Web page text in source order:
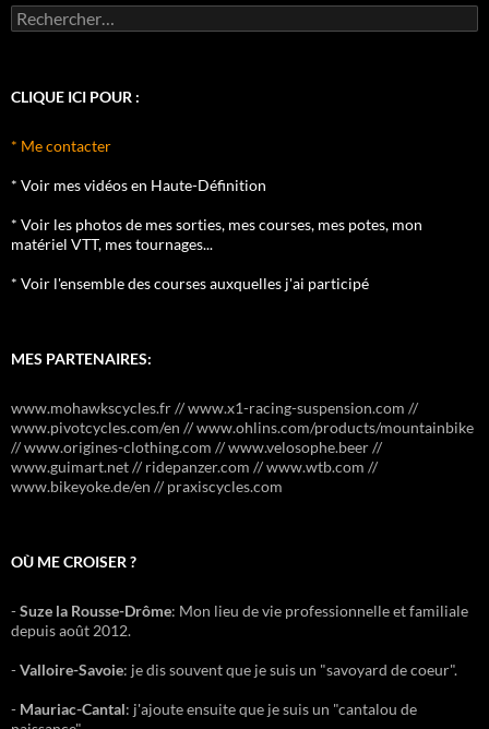
Rechercher :
CLIQUE ICI POUR :
* Me contacter
* Voir mes vidéos en Haute-Définition
* Voir les photos de mes sorties, mes courses, mes potes, mon
matériel VTT, mes tournages...
* Voir l'ensemble des courses auxquelles j'ai participé
MES PARTENAIRES:
www.mohawkscycles.fr // www.x1-racing-suspension.com //
www.pivotcycles.com/en // www.ohlins.com/products/mountainbike
// www.origines-clothing.com // www.velosophe.beer //
www.guimart.net // ridepanzer.com // www.wtb.com //
www.bikeyoke.de/en // praxiscycles.com
OÙ ME CROISER ?
-Suze la Rousse-Drôme: Mon lieu de vie professionnelle et familiale
depuis août 2012.
-Valloire-Savoie: je dis souvent que je suis un "savoyard de coeur".
- Mauriac-Cantal: j'ajoute ensuite que je suis un "cantalou de